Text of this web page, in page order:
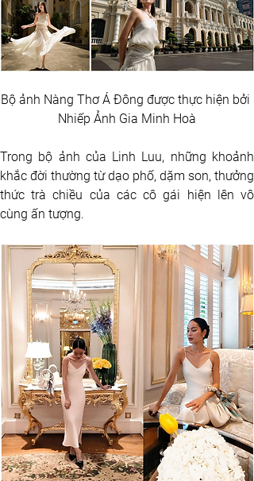
Bộ ảnh Nàng Thơ Á Đông được thực hiện bởi
Nhiếp Ảnh Gia Minh Hoà
Trong bộ ảnh của Linh Luu, những khoảnh
khắc đời thường từ dạo phố, dặm son, thưởng
thức trà chiều của các cô gái hiện lên vô
cùng ấn tượng.